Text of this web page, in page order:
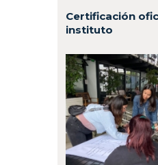
Certificación
instituto